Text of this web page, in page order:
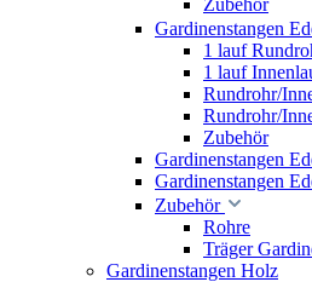
Gardinenstangen
1 lauf
1 lauf
Rundrohr/
Rundrohr/
Zubehör
Gardinenstangen
Gardinenstangen
Zubehör
Rohre
Träger
Gardinenstangen Holz